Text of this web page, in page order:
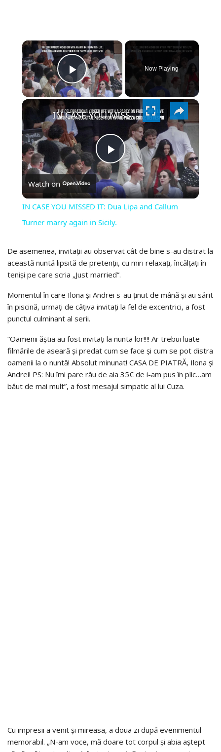
×
PLAY
VIDEO
Now Playing
×
PLAY
VIDEO
IN CASE YOU MISSED IT: Dua Lipa and Callum Turner marry again in Sicily.
Watch on
IN CASE YOU MISSED IT: Dua Lipa and Callum
Turner marry again in Sicily.
De asemenea, invitații au observat cât de bine s-au distrat la
această nuntă lipsită de pretenții, cu miri relaxați, încălțați în
teniși pe care scria „Just married”.
Momentul în care Ilona și Andrei s-au ținut de mână și au sărit
în piscină, urmați de câțiva invitați la fel de excentrici, a fost
punctul culminant al serii.
“Oamenii ăștia au fost invitați la nunta lor!!!! Ar trebui luate
filmările de aseară și predat cum se face și cum se pot distra
oamenii la o nuntă! Absolut minunat! CASA DE PIATRĂ, Ilona și
Andrei! PS: Nu îmi pare rău de aia 35€ de i-am pus în plic…am
băut de mai mult”, a fost mesajul simpatic al lui Cuza.
Cu impresii a venit și mireasa, a doua zi după evenimentul
memorabil. „N-am voce, mă doare tot corpul și abia aștept